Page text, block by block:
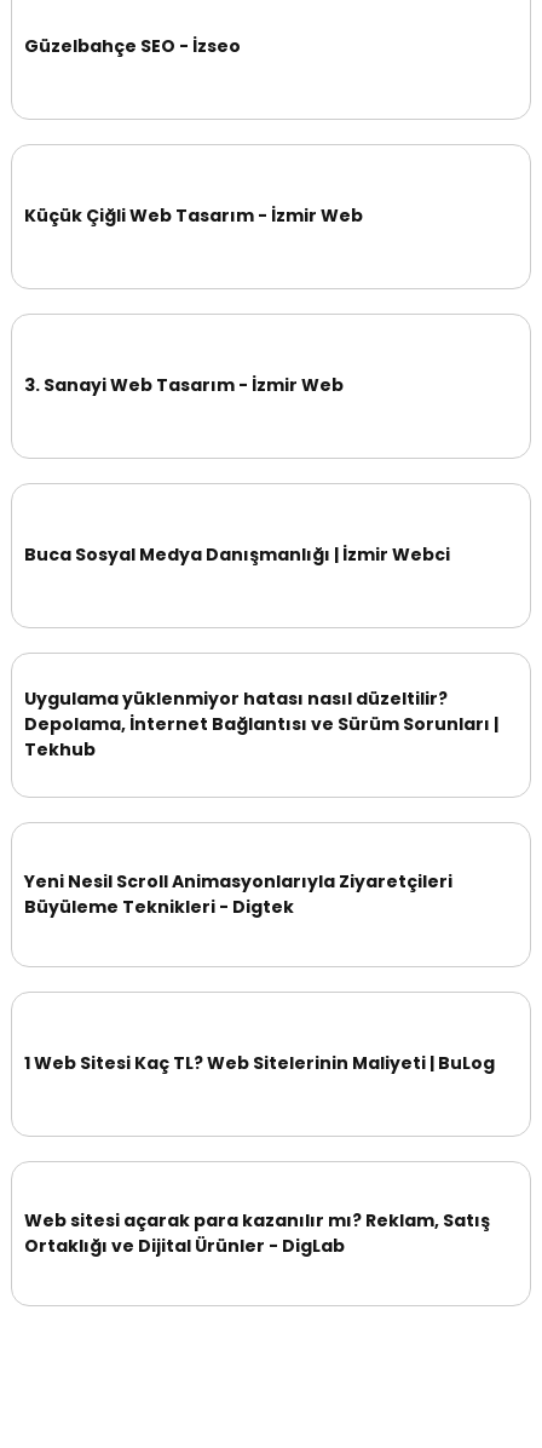
Güzelbahçe SEO - İzseo
Küçük Çiğli Web Tasarım - İzmir Web
3. Sanayi Web Tasarım - İzmir Web
Buca Sosyal Medya Danışmanlığı | İzmir Webci
Uygulama yüklenmiyor hatası nasıl düzeltilir?
Depolama, İnternet Bağlantısı ve Sürüm Sorunları |
Tekhub
Yeni Nesil Scroll Animasyonlarıyla Ziyaretçileri
Büyüleme Teknikleri - Digtek
1 Web Sitesi Kaç TL? Web Sitelerinin Maliyeti | BuLog
Web sitesi açarak para kazanılır mı? Reklam, Satış
Ortaklığı ve Dijital Ürünler - DigLab